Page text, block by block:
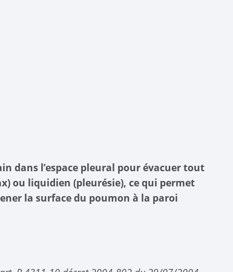
dans l’espace pleural pour évacuer tout
ou liquidien (pleurésie), ce qui permet
la surface du poumon à la paroi